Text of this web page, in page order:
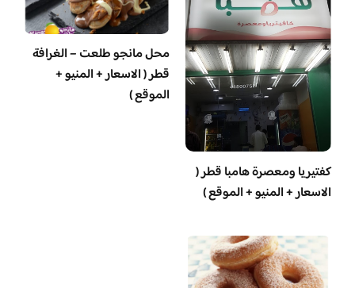
‏كفتيريا ومعصرة هامبا قطر (
الاسعار + المنيو + الموقع )
محل مانجو طلعت – الغرافة
قطر ( الاسعار + المنيو +
الموقع )